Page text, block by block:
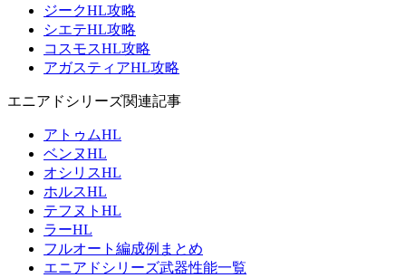
ジークHL攻略
シエテHL攻略
コスモスHL攻略
アガスティアHL攻略
エニアドシリーズ関連記事
アトゥムHL
ベンヌHL
オシリスHL
ホルスHL
テフヌトHL
ラーHL
フルオート編成例まとめ
エニアドシリーズ武器性能一覧